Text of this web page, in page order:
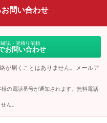
問い合わせ
確認・見積り依頼
お問い合わせ
が届くことはありません。メールア
の電話番号が通知されます。無料電話
ん。